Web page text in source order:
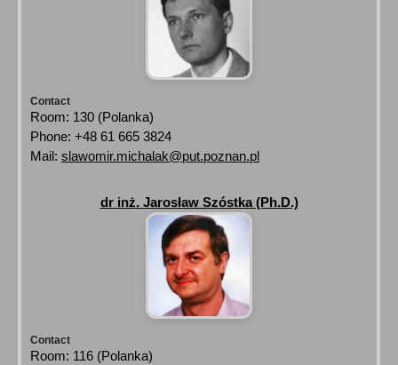
Contact
Room: 130 (Polanka)
Phone: +48 61 665 3824
Mail: slawomir.michalak@put.poznan.pl
dr inż. Jarosław Szóstka (Ph.D.)
Contact
Room: 116 (Polanka)